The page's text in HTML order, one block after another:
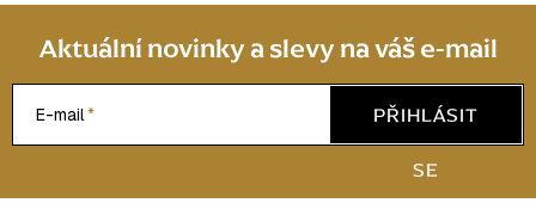
Aktuální novinky a slevy na váš e-mail
E-mail
PŘIHLÁSIT
SE